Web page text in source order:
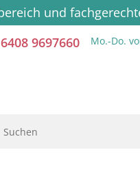
und
9697660 Mo.-Do.